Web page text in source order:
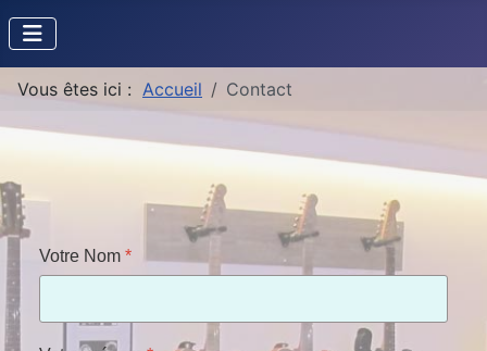
Vous êtes ici : Accueil Contact
Votre Nom *